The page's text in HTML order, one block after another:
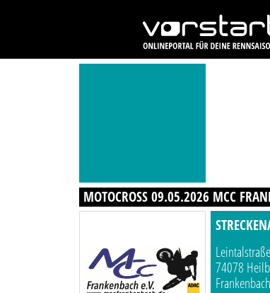
MOTOCROSS 09.05.2026 MCC
74078
Frankenbach